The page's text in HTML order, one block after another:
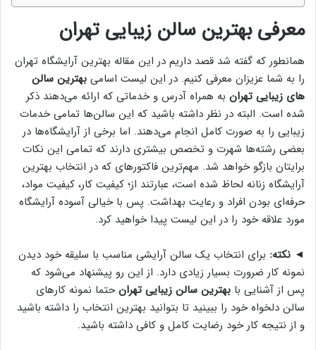
معرفی بهترین سالن زیبایی تهران
همانطور که گفته شد قصد داریم در این مقاله بهترین آرایشگاه تهران
را به شما عزیزان معرفی کنیم. در این لیست اسامی بهترین سالن‌
های زیبایی تهران به همراه آدرس و خدماتی که ارائه می‌دهند ذکر
شده است. البته در نظر داشته باشید که این سالن‌ها تمامی خدمات
زیبایی را به صورت کامل انجام می‌دهند. اما برخی از آرایشگاه‌ها در
بعضی رشته‌ها شهرت و تخصص بیشتری دارند که تمامی این نکات
برایتان بازگو خواهد شد. مهم‌ترین فاکتور‌های که در انتخاب بهترین
آرایشگاه زنانه لحاظ شده است، عبارتند از؛ کیفیت کار، کیفیت مواد،
حرفه‌ای بودن افراد و رعایت بهداشت. پس با خیالی آسوده آرایشگاه
مورد علاقه خود را در این لیست پیدا خواهید کرد.
◄ نکته: برای انتخاب یک سالن آرایشی مناسب با سلیقه خود دیدن
نمونه کار ضرورت بسیار زیادی دارد. از این رو پیشنهاد می‌شود که
پس از آشنایی با بهترین سالن‌ زیبایی تهران
حتما نمونه کار‎های
سالن دلخواه خود را ببینید تا بتوانید بهترین انتخاب را داشته باشید
و از نتیجه کار خود رضایت کامل و کافی داشته باشید.